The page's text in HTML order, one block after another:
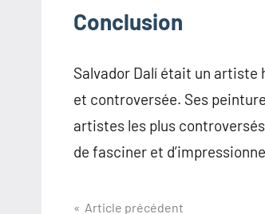
Conclusion
Salvador Dalí était un
et controversée. Ses
artistes les plus
de fasciner et
Article précédent